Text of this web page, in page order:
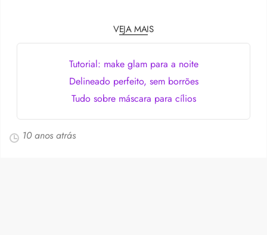
VEJA MAIS
Tutorial: make glam para a noite
Delineado perfeito, sem borrões
Tudo sobre máscara para cílios
10 anos atrás